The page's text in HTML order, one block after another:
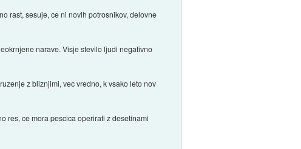
rast, sesuje, ce ni novih potrosnikov, delovne
narave. Visje stevilo ljudi negativno
z bliznjimi, vec vredno, k vsako leto nov
res, ce mora pescica operirati z desetinami